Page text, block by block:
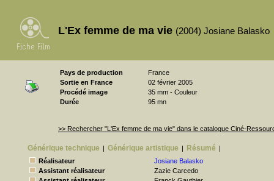
L'Ex femme de ma vie (2004) Josiane Balasko
Pays de production
France
Sortie en France
02 février 2005
Procédé image
35 mm - Couleur
Durée
95 mn
>> Rechercher "L'Ex femme de ma vie" dans le catalogue Ciné-
Générique technique | Générique artistique | Résumé |
Réalisateur
Josiane Balasko
Assistant réalisateur
Zazie Carcedo